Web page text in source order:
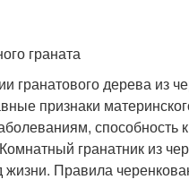
граната
гранатового дерева из
признаки
способность
гранатник из
жизни. Правила